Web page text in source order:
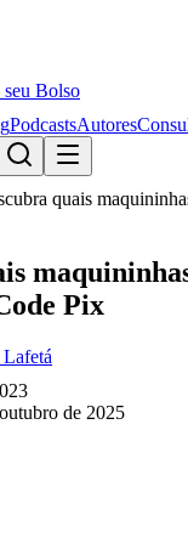
Bolso
PodcastsAutores
quais
Pix
de 2025